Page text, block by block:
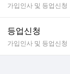
게시판명
가입인사 및 등업신청
등업신청
게시판명
가입인사 및 등업신청